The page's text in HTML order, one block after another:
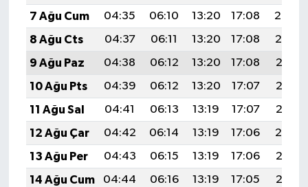
7 Ağu Cum
04:35 06:10 13:20 17:08
20:20
8 Ağu Cts
04:37 06:11 13:20 17:08
20:19
9 Ağu Paz
04:38 06:12 13:20 17:08
20:18
10 Ağu Pts
04:39 06:12 13:20 17:07
20:17
11 Ağu Sal
04:41 06:13 13:19 17:07
20:16
12 Ağu Çar
04:42 06:14 13:19 17:06
20:14
13 Ağu Per
04:43 06:15 13:19 17:06
20:13
14 Ağu Cum
04:44 06:16 13:19 17:05
20:12